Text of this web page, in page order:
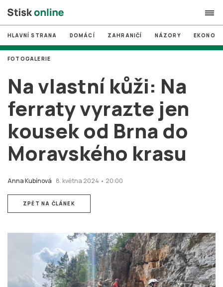
search
# MUNI
# Brno
# volby
login PŘIHLÁSIT SE
Zapomněli jste heslo?
HLAVNÍ STRANA DOMÁCÍ ZAHRANIČÍ NÁZORY
Na vlastní kůži: Na
ferraty vyrazte jen
kousek od Brna do
Moravského krasu
Anna Kubínová 8. května 2024 • 20:00
FOTOGALERIE
ZPĚT NA ČLÁNEK